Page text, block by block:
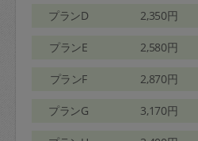
プランD 2,350円
プランE 2,580円
プランF 2,870円
プランG 3,170円